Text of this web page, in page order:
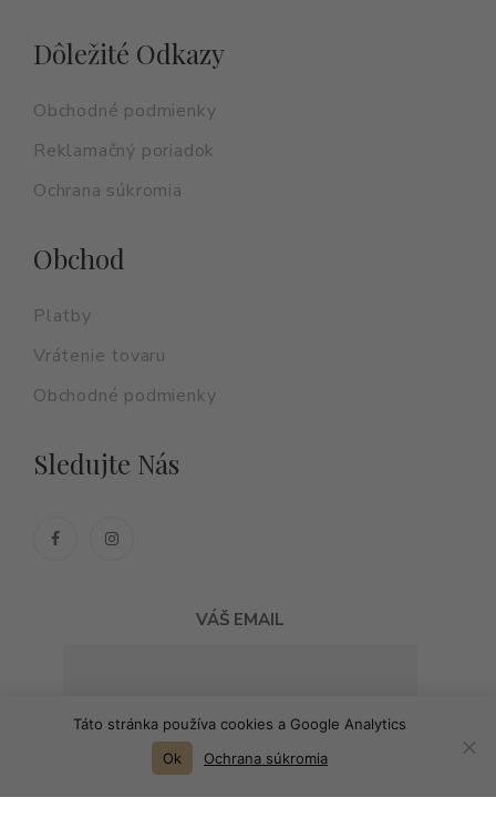
Dôležité Odkazy
Obchodné podmienky
Reklamačný poriadok
Ochrana súkromia
Obchod
Platby
Vrátenie tovaru
Obchodné podmienky
Sledujte Nás
VÁŠ EMAIL
Táto stránka používa cookies a Google Analytics
Ok
Ochrana súkromia